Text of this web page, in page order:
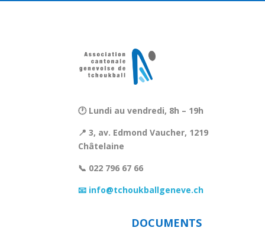
🕐 Lundi au vendredi, 8h – 19h
📍 3, av. Edmond Vaucher, 1219
Châtelaine
📞 022 796 67 66
📧 info@tchoukballgeneve.ch
DOCUMENTS